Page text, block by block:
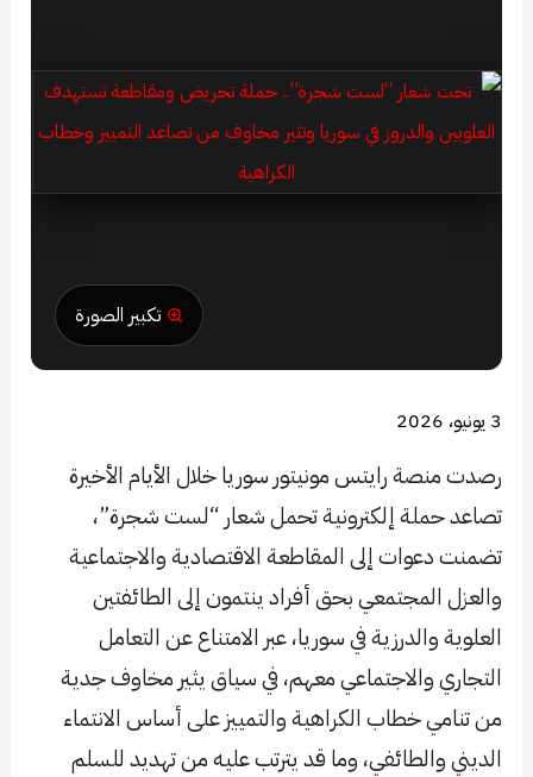
تكبير الصورة
3 يونيو، 2026
رصدت منصة رايتس مونيتور سوريا خلال الأيام الأخيرة
تصاعد حملة إلكترونية تحمل شعار “لست شجرة”،
تضمنت دعوات إلى المقاطعة الاقتصادية والاجتماعية
والعزل المجتمعي بحق أفراد ينتمون إلى الطائفتين
العلوية والدرزية في سوريا، عبر الامتناع عن التعامل
التجاري والاجتماعي معهم، في سياق يثير مخاوف جدية
من تنامي خطاب الكراهية والتمييز على أساس الانتماء
الديني والطائفي، وما قد يترتب عليه من تهديد للسلم